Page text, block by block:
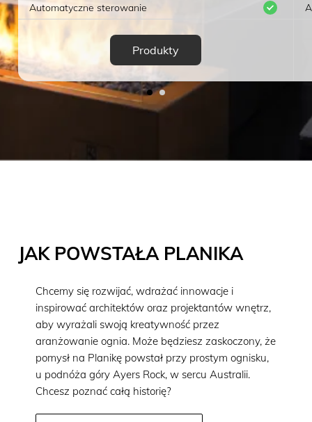
Automatyczne sterowanie
Produkty
JAK POWSTAŁA PLANIKA
Chcemy się rozwijać, wdrażać innowacje i
inspirować architektów oraz projektantów wnętrz,
aby wyrażali swoją kreatywność przez
aranżowanie ognia. Może będziesz zaskoczony, że
pomysł na Planikę powstał przy prostym ognisku,
u podnóża góry Ayers Rock, w sercu Australii.
Chcesz poznać całą historię?